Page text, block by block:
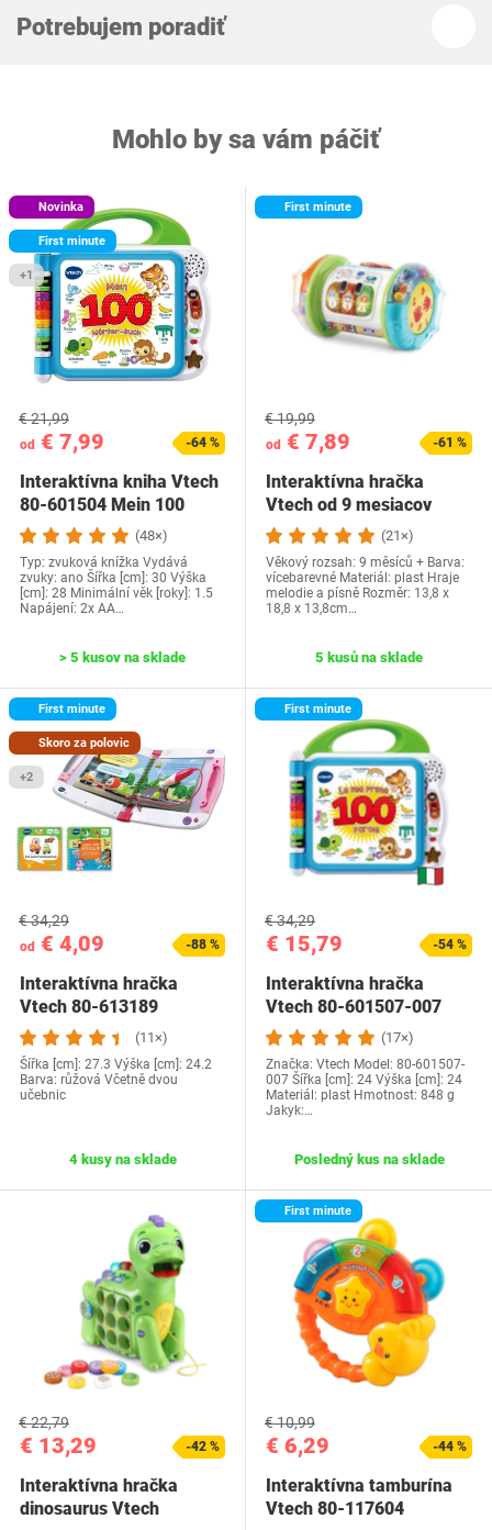
Potrebujem poradiť
Mohlo by sa vám páčiť
Novinka
First minute
+1
od € 7,99
€ 21,99
-64 %
Interaktívna kniha Vtech
80-601504 Mein 100
(48×)
Typ: zvuková knížka Vydává
zvuky: ano Šířka [cm]: 30 Výška
[cm]: 28 Minimální věk [roky]: 1.5
Napájení: 2x AA…
> 5 kusov na sklade
First minute
od € 7,89
€ 19,99
-61 %
Interaktívna hračka
Vtech od 9 mesiacov
(21×)
Věkový rozsah: 9 měsíců + Barva:
vícebarevné Materiál: plast Hraje
melodie a písně Rozměr: 13,8 x
18,8 x 13,8cm…
5 kusů na sklade
First minute
Skoro za polovic
+2
od € 4,09
€ 34,29
-88 %
Interaktívna hračka
Vtech 80-613189
(11×)
Šířka [cm]: 27.3 Výška [cm]: 24.2
Barva: růžová Včetně dvou
učebnic
4 kusy na sklade
First minute
€ 15,79
€ 34,29
-54 %
Interaktívna hračka
Vtech 80-601507-007
(17×)
Značka: Vtech Model: 80-601507-
007 Šířka [cm]: 24 Výška [cm]: 24
Materiál: plast Hmotnost: 848 g
Jakyk:…
Posledný kus na sklade
€ 13,29
€ 22,79
-42 %
Interaktívna hračka
dinosaurus Vtech ‎
First minute
€ 6,29
€ 10,99
-44 %
Interaktívna tamburína
Vtech 80-117604